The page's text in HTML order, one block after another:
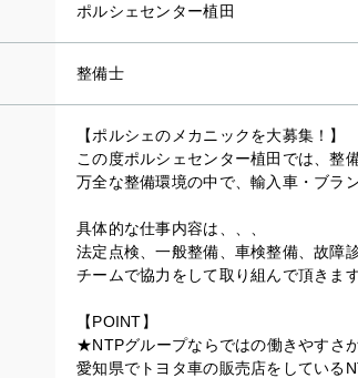
ポルシェセンター植田
整備士
【ポルシェのメカニックを大募集！】
この度ポルシェセンター植田では、整
万全な整備環境の中で、輸入車・ブラ
具体的な仕事内容は、、、
法定点検、一般整備、車検整備、故
チームで協力をして取り組んで頂きます
【POINT】
★NTPグループならではの働きやすさ
愛知県でトヨタ車の販売店をしている